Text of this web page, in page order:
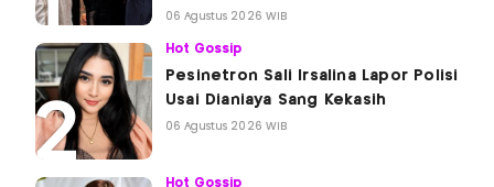
06 Agustus 2026 WIB
Hot Gossip
Pesinetron Sali Irsalina Lapor Polisi
Usai Dianiaya Sang Kekasih
06 Agustus 2026 WIB
Hot Gossip